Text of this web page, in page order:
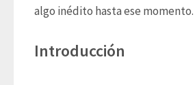
algo inédito hasta ese momento.
Introducción